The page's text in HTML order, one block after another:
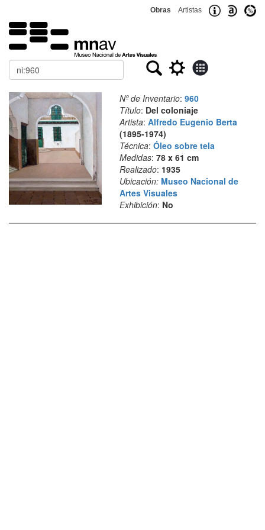
Obras Artistas
Buscar
Nº de Inventario: 960
Título: Del coloniaje
Artista: Alfredo Eugenio Berta
(1895-1974)
Técnica: Óleo sobre tela
Medidas: 78 x 61 cm
Realizado: 1935
Ubicación: Museo Nacional de
Artes Visuales
Exhibición: No